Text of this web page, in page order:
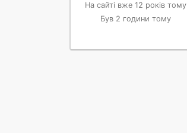
На сайті вже 12 років тому
Був 2 години тому